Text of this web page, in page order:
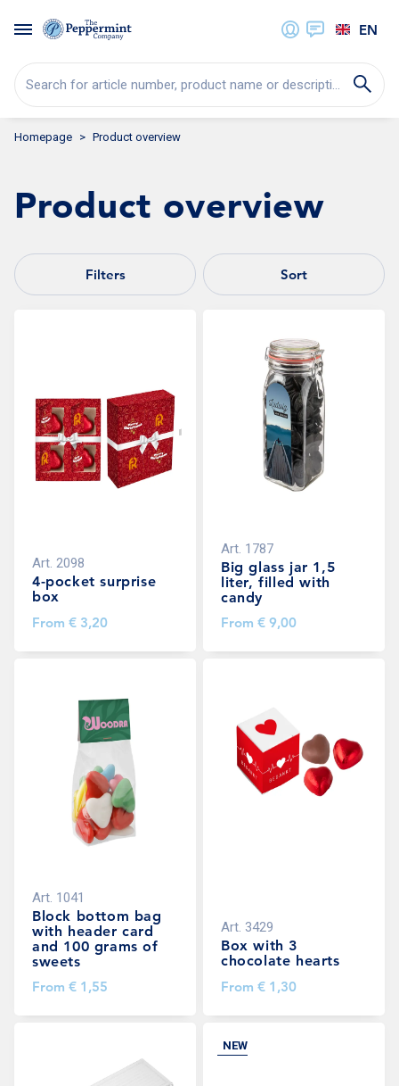
Search for article number, product name or description...
EN
Homepage Product overview
Product overview
Filters Sort
Art. 2098
4-pocket surprise
box
From € 3,20
Art. 1787
Big glass jar 1,5
liter, filled with
candy
From € 9,00
Art. 1041
Block bottom bag
with header card
and 100 grams of
sweets
From € 1,55
Art. 3429
Box with 3
chocolate hearts
From € 1,30
NEW